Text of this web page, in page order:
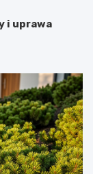
i uprawa